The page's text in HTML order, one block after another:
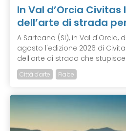
In Val d’Orcia
dell’arte di strada
A Sarteano (SI), in Val d'Orcia,
agosto l'edizione 2026 di
dell'arte di strada che stupisce
Città d'arte Fiabe